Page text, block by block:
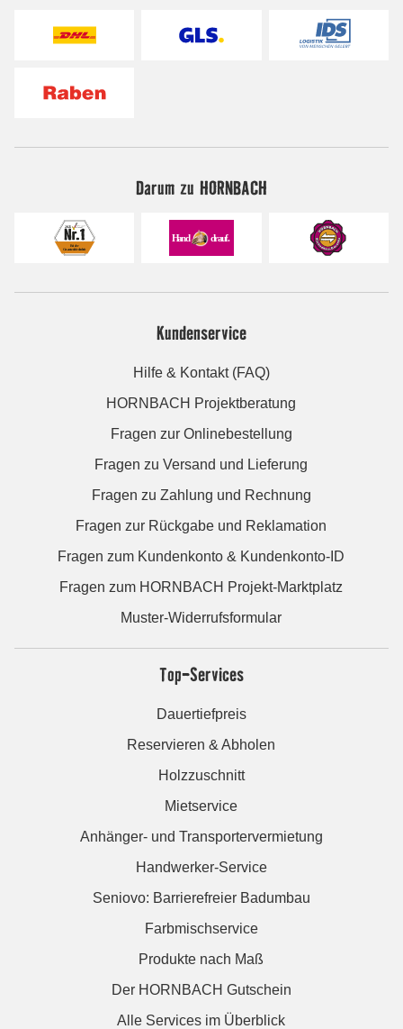
Darum zu HORNBACH
Kundenservice
Hilfe & Kontakt (FAQ)
HORNBACH Projektberatung
Fragen zur Onlinebestellung
Fragen zu Versand und Lieferung
Fragen zu Zahlung und Rechnung
Fragen zur Rückgabe und Reklamation
Fragen zum Kundenkonto & Kundenkonto-ID
Fragen zum HORNBACH Projekt-Marktplatz
Muster-Widerrufsformular
Top-Services
Dauertiefpreis
Reservieren & Abholen
Holzzuschnitt
Mietservice
Anhänger- und Transportervermietung
Handwerker-Service
Seniovo: Barrierefreier Badumbau
Farbmischservice
Produkte nach Maß
Der HORNBACH Gutschein
Alle Services im Überblick